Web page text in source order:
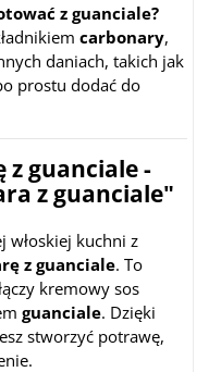
z guanciale?
carbonary,
daniach, takich jak
prostu dodać do
z guanciale -
z guanciale"
włoskiej kuchni z
z guanciale. To
kremowy sos
guanciale. Dzięki
stworzyć potrawę,